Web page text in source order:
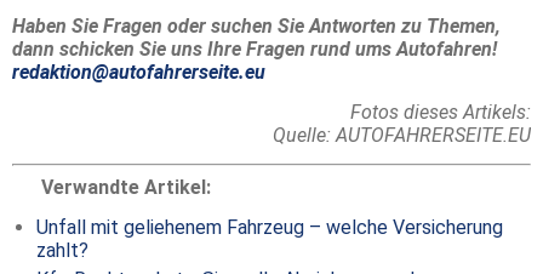
Haben Sie Fragen oder suchen Sie Antworten zu Themen,
dann schicken Sie uns Ihre Fragen rund ums Autofahren!
redaktion@autofahrerseite.eu
Fotos dieses Artikels:
Quelle: AUTOFAHRERSEITE.EU
Verwandte Artikel:
Unfall mit geliehenem Fahrzeug – welche Versicherung
zahlt?